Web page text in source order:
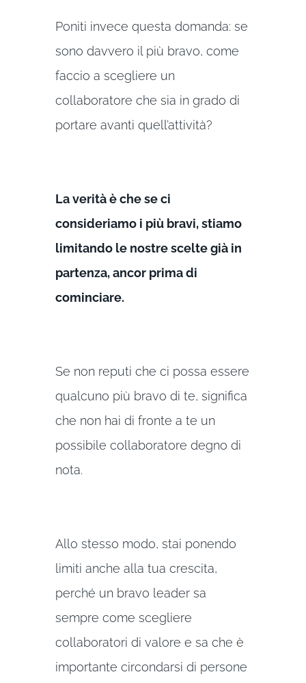
Poniti invece questa domanda: se
sono davvero il più bravo, come
faccio a scegliere un
collaboratore che sia in grado di
portare avanti quell’attività?
La verità è che se ci
consideriamo i più bravi, stiamo
limitando le nostre scelte già in
partenza, ancor prima di
cominciare.
Se non reputi che ci possa essere
qualcuno più bravo di te, significa
che non hai di fronte a te un
possibile collaboratore degno di
nota.
Allo stesso modo, stai ponendo
limiti anche alla tua crescita,
perché un bravo leader sa
sempre come scegliere
collaboratori di valore e sa che è
importante circondarsi di persone